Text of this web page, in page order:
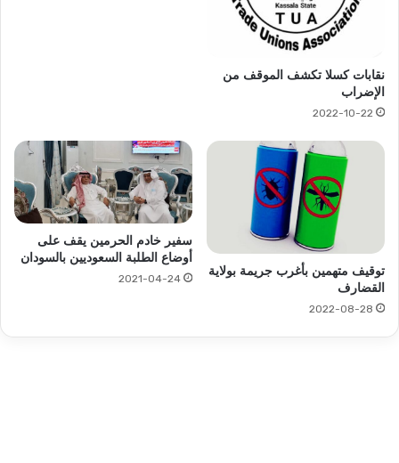
نقابات كسلا تكشف الموقف من
الإضراب
2022-10-22
توقيف متهمين بأغرب جريمة بولاية
القضارف
2022-08-28
سفير خادم الحرمين يقف على
أوضاع الطلبة السعوديين بالسودان
2021-04-24